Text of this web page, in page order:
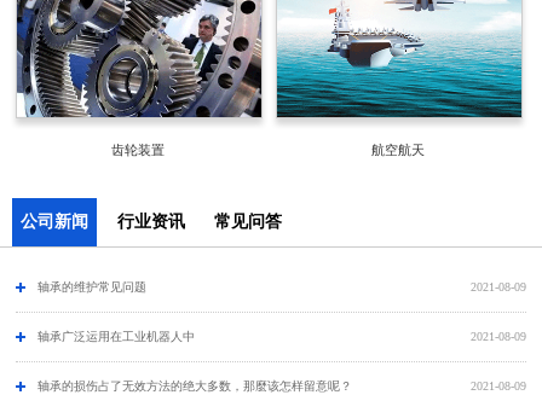
齿轮装置 航空航天
公司新闻 行业资讯 常见问答
2021-08-09
轴承的维护常见问题
2021-08-09
​轴承广泛运用在工业机器人中
2021-08-09
轴承的损伤占了无效方法的绝大多数，那麼该怎样留意呢？